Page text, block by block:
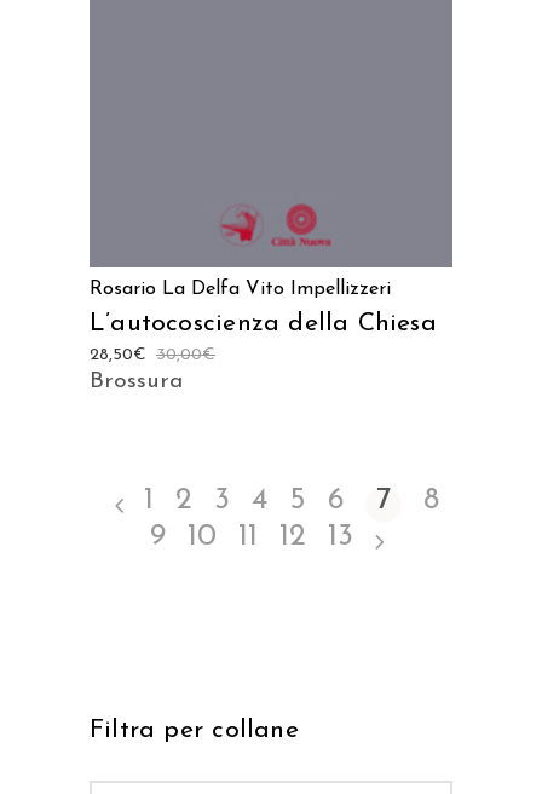
Rosario La Delfa Vito Impellizzeri
L’autocoscienza della Chiesa
30,00€
28,50€
Brossura
1 2 3 4 5 6 7
8
9
10 11 12 13
Filtra per collane